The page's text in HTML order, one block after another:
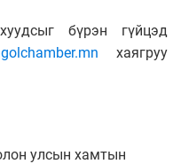
бүрэн гүйцэд
хаягруу
улсын хамтын